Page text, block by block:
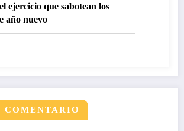
ejercicio que sabotean los
año nuevo
COMENTARIO